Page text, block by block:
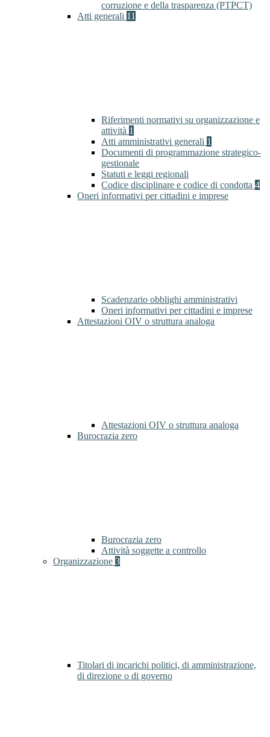
corruzione e della trasparenza (PTPCT)
Atti generali 11
Riferimenti normativi su organizzazione e
attività 1
Atti amministrativi generali 1
Documenti di programmazione strategico-
gestionale
Statuti e leggi regionali
Codice disciplinare e codice di condotta 4
Oneri informativi per cittadini e imprese
Scadenzario obblighi amministrativi
Oneri informativi per cittadini e imprese
Attestazioni OIV o struttura analoga
Attestazioni OIV o struttura analoga
Burocrazia zero
Burocrazia zero
Attività soggette a controllo
Organizzazione 3
Titolari di incarichi politici, di amministrazione,
di direzione o di governo